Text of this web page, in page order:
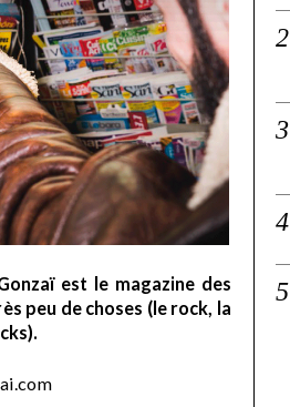
est le magazine des
peu de choses (le rock, la